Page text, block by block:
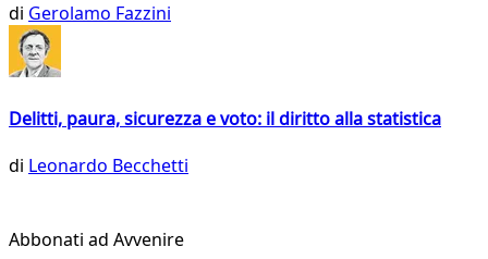
di Gerolamo Fazzini
Delitti, paura, sicurezza e voto: il diritto alla statistica
di Leonardo Becchetti
Abbonati ad Avvenire